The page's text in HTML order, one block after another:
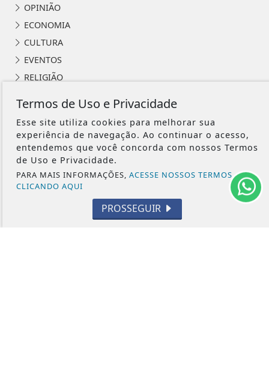
OPINIÃO
ECONOMIA
CULTURA
EVENTOS
RELIGIÃO
MEIO AMBIENTE
ESPORTE
CÂMARA DOS DEPUTADOS
ÁGUA PRETA 24H - TODOS OS DIREITOS RESERVADOS
Termos de Uso e Privacidade
Esse site utiliza cookies para melhorar sua
experiência de navegação. Ao continuar o acesso,
entendemos que você concorda com nossos Termos
de Uso e Privacidade.
PARA MAIS INFORMAÇÕES, ACESSE NOSSOS TERMOS
CLICANDO AQUI
PROSSEGUIR